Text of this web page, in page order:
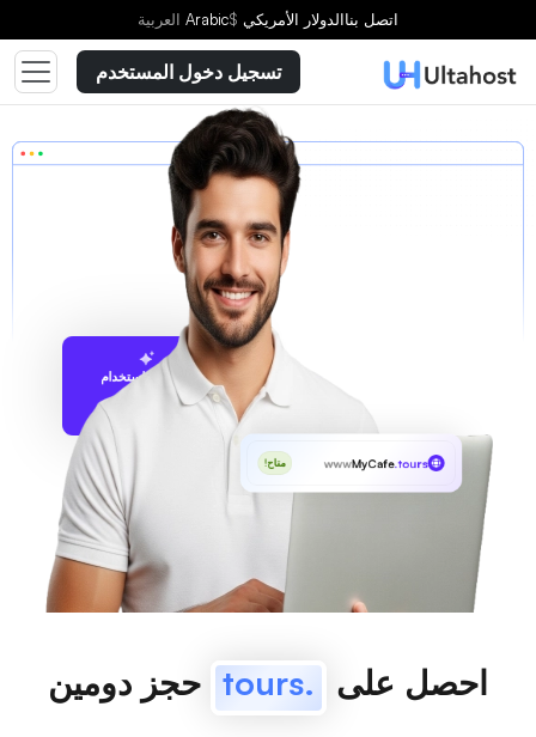
اتصل بناالدولار الأمريكي $
Arabic العربية
تسجيل دخول المستخدم
الاقتراح باستخدام
wwwMyCafe.tours متاح!
احصل على .tours حجز دومين